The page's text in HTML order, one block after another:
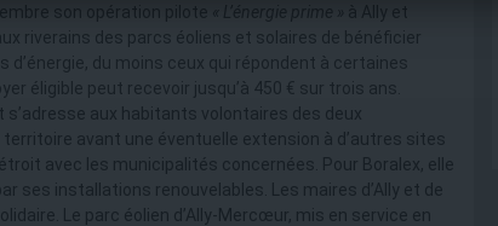
son opération pilote « L’énergie prime »
à Ally et
riverains des parcs éoliens et solaires de bénéficier
du moins ceux qui répondent à certaines
éligible peut recevoir jusqu’à 450 € sur trois ans.
s’adresse aux habitants volontaires des deux
avant une éventuelle extension à d’autres sites
avec les municipalités concernées. Pour Boralex, elle
ses installations renouvelables. Les maires d’Ally et de
Le parc éolien d’Ally-Mercœur, mis en service en